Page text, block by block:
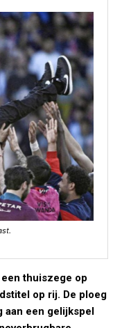
thuiszege op
op rij. De ploeg
aan een gelijkspel